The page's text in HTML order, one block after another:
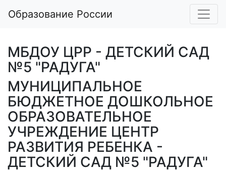
Образование России
МБДОУ ЦРР - ДЕТСКИЙ САД
№5 "РАДУГА"
МУНИЦИПАЛЬНОЕ
БЮДЖЕТНОЕ ДОШКОЛЬНОЕ
ОБРАЗОВАТЕЛЬНОЕ
УЧРЕЖДЕНИЕ ЦЕНТР
РАЗВИТИЯ РЕБЕНКА -
ДЕТСКИЙ САД №5 "РАДУГА"